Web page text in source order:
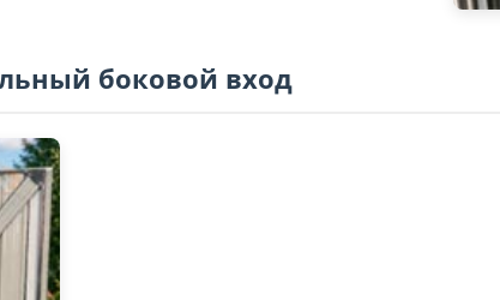
боковой вход